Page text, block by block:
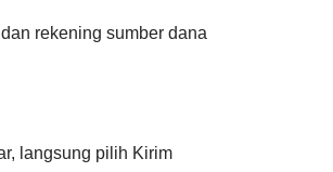
rekening sumber dana
langsung pilih Kirim